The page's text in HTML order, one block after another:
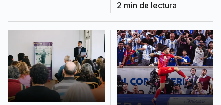
2 min de lectura